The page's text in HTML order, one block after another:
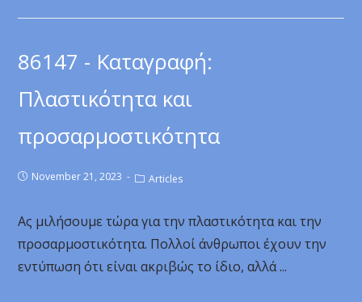
86147 - Καταγραφή:
Πλαστικότητα και
προσαρμοστικότητα
November 21, 2023 Articles
Ας μιλήσουμε τώρα για την πλαστικότητα και την
προσαρμοστικότητα. Πολλοί άνθρωποι έχουν την
εντύπωση ότι είναι ακριβώς το ίδιο, αλλά ...